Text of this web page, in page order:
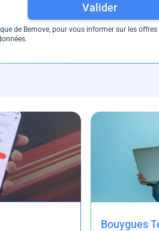
Valider
de Bemove, pour vous informer sur les
Bouygues